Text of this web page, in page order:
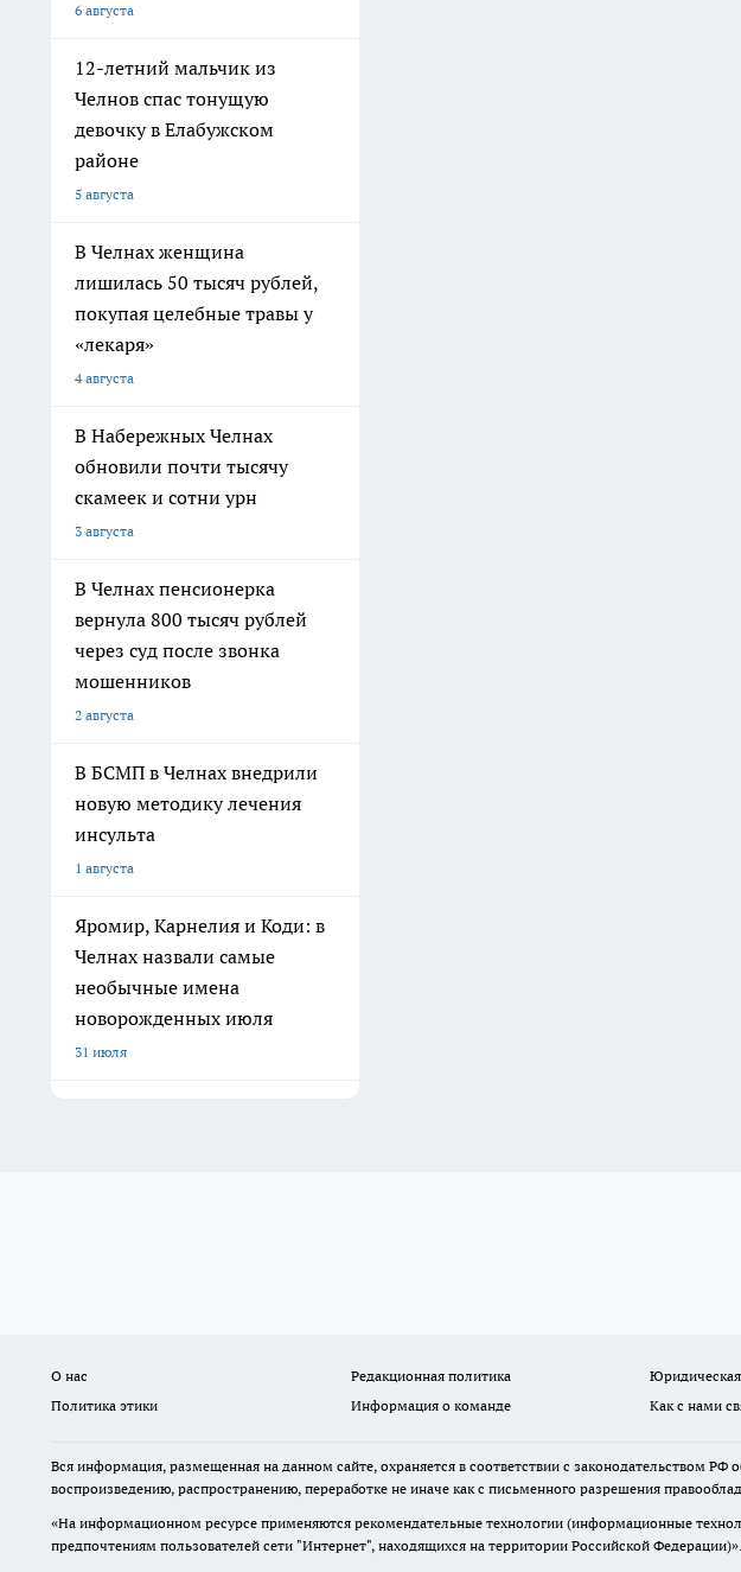
6 августа
12-летний мальчик из
Челнов спас тонущую
девочку в Елабужском
районе
5 августа
В Челнах женщина
лишилась 50 тысяч рублей,
покупая целебные травы у
«лекаря»
4 августа
В Набережных Челнах
обновили почти тысячу
скамеек и сотни урн
3 августа
В Челнах пенсионерка
вернула 800 тысяч рублей
через суд после звонка
мошенников
2 августа
В БСМП в Челнах внедрили
новую методику лечения
инсульта
1 августа
Яромир, Карнелия и Коди: в
Челнах назвали самые
необычные имена
новорожденных июля
31 июля
О нас Редакционная политика
Политика этики
Информация о команде Как с нами
Вся информация, размещенная на данном сайте, охраняется в соответствии с законодательством
воспроизведению, распространению, переработке не иначе как с письменного разрешения
«На информационном ресурсе применяются рекомендательные технологии (информационные
предпочтениям пользователей сети "Интернет", находящихся на территории Российской Федерации)».